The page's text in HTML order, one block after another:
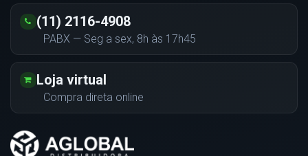
(11) 2116-4908
PABX — Seg a sex, 8h às 17h45
Loja virtual
Compra direta online